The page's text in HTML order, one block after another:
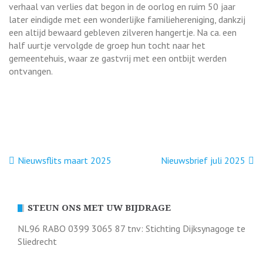
verhaal van verlies dat begon in de oorlog en ruim 50 jaar
later eindigde met een wonderlijke familiehereniging, dankzij
een altijd bewaard gebleven zilveren hangertje. Na ca. een
half uurtje vervolgde de groep hun tocht naar het
gemeentehuis, waar ze gastvrij met een ontbijt werden
ontvangen.
Bericht
Nieuwsflits maart 2025 Nieuwsbrief juli 2025
STEUN ONS MET UW BIJDRAGE
NL96 RABO 0399 3065 87 tnv: Stichting Dijksynagoge te
Sliedrecht